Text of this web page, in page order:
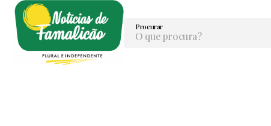
Procurar